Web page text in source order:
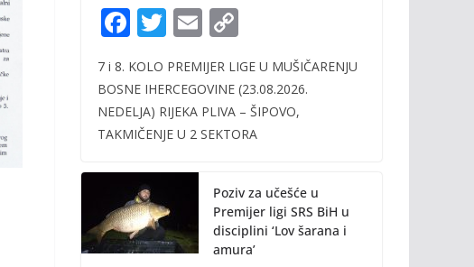
F
e
b
o
o
k
T
itt
er
E
ai
l
p
y
Li
k
7 i 8. KOLO PREMIJER LIGE U MUŠIČARENJU
BOSNE IHERCEGOVINE (23.08.2026.
NEDELJA) RIJEKA PLIVA – ŠIPOVO,
TAKMIČENJE U 2 SEKTORA
Poziv za učešće u
Premijer ligi SRS BiH u
disciplini ‘Lov šarana i
amura’